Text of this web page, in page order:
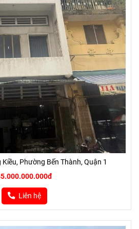
Phường Bến Thành, Quận 1
Liên hệ